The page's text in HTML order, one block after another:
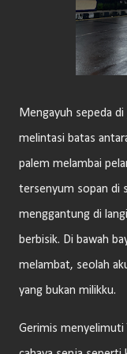
Mengayuh sepeda
melintasi batas
palem melambai
tersenyum sopan di
menggantung di
berbisik. Di bawah
melambat, seolah
yang bukan milikku.
Gerimis menyelimuti